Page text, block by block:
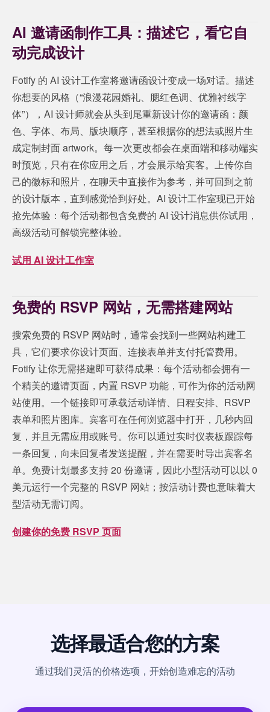
AI 邀请函制作工具：描述它，看它自
动完成设计
Fotify 的 AI 设计工作室将邀请函设计变成一场对话。描述
你想要的风格（“浪漫花园婚礼、腮红色调、优雅衬线字
体”），AI 设计师就会从头到尾重新设计你的邀请函：颜
色、字体、布局、版块顺序，甚至根据你的想法或照片生
成定制封面 artwork。每一次更改都会在桌面端和移动端实
时预览，只有在你应用之后，才会展示给宾客。上传你自
己的徽标和照片，在聊天中直接作为参考，并可回到之前
的设计版本，直到感觉恰到好处。AI 设计工作室现已开始
抢先体验：每个活动都包含免费的 AI 设计消息供你试用，
高级活动可解锁完整体验。
试用 AI 设计工作室
免费的 RSVP 网站，无需搭建网站
搜索免费的 RSVP 网站时，通常会找到一些网站构建工
具，它们要求你设计页面、连接表单并支付托管费用。
Fotify 让你无需搭建即可获得成果：每个活动都会拥有一
个精美的邀请页面，内置 RSVP 功能，可作为你的活动网
站使用。一个链接即可承载活动详情、日程安排、RSVP
表单和照片图库。宾客可在任何浏览器中打开，几秒内回
复，并且无需应用或账号。你可以通过实时仪表板跟踪每
一条回复，向未回复者发送提醒，并在需要时导出宾客名
单。免费计划最多支持 20 份邀请，因此小型活动可以以 0
美元运行一个完整的 RSVP 网站；按活动计费也意味着大
型活动无需订阅。
创建你的免费 RSVP 页面
选择最适合您的方案
通过我们灵活的价格选项，开始创造难忘的活动